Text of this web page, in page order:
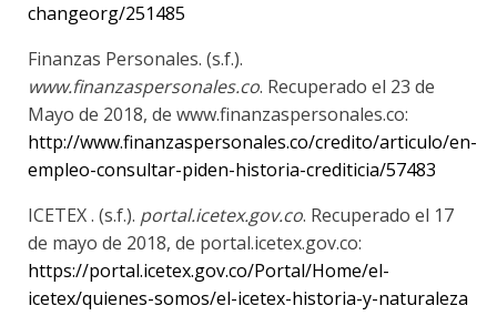
changeorg/251485
Finanzas Personales. (s.f.).
www.finanzaspersonales.co. Recuperado el 23 de
Mayo de 2018, de www.finanzaspersonales.co:
http://www.finanzaspersonales.co/credito/articulo/en-
empleo-consultar-piden-historia-crediticia/57483
ICETEX . (s.f.). portal.icetex.gov.co. Recuperado el 17
de mayo de 2018, de portal.icetex.gov.co:
https://portal.icetex.gov.co/Portal/Home/el-
icetex/quienes-somos/el-icetex-historia-y-naturaleza